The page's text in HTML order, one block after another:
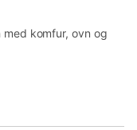
komfur, ovn og